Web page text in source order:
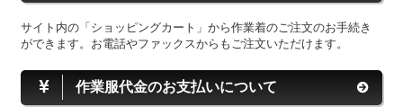
サイト内の「ショッピングカート」から作業着のご注文のお手続き
ができます。お電話やファックスからもご注文いただけます。
作業服代金のお支払いについて